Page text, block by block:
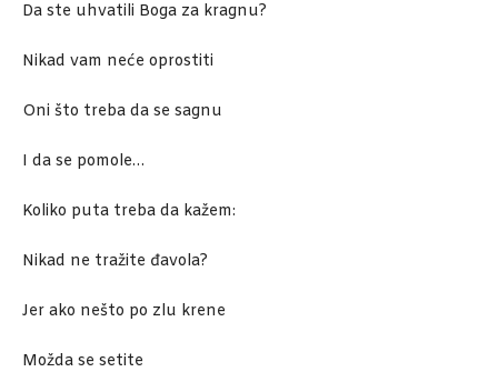
Da ste uhvatili Boga za kragnu?
Nikad vam neće oprostiti
Oni što treba da se sagnu
I da se pomole…
Koliko puta treba da kažem:
Nikad ne tražite đavola?
Jer ako nešto po zlu krene
Možda se setite